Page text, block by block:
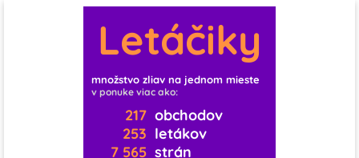
0 0
0
1
1
Letáčiky
množstvo zliav na jednom mieste
v ponuke viac ako:
217 obchodov
253 letákov
7 565 strán